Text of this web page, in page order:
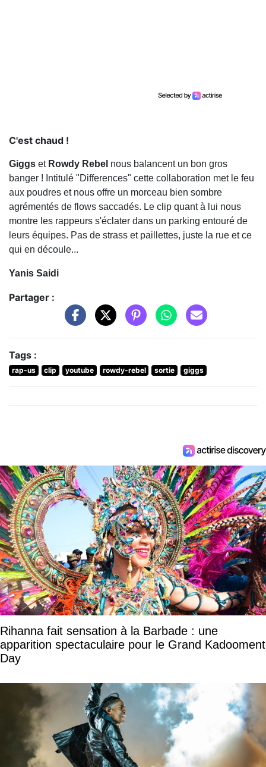
C'est chaud !
Giggs et Rowdy Rebel nous balancent un bon gros
banger ! Intitulé "Differences" cette collaboration met le feu
aux poudres et nous offre un morceau bien sombre
agrémentés de flows saccadés. Le clip quant à lui nous
montre les rappeurs s'éclater dans un parking entouré de
leurs équipes. Pas de strass et paillettes, juste la rue et ce
qui en découle...
Yanis Saidi
Partager :
Tags :
rap-us clip youtube rowdy-rebel sortie giggs
Rihanna fait sensation à la Barbade : une
apparition spectaculaire pour le Grand Kadooment
Day